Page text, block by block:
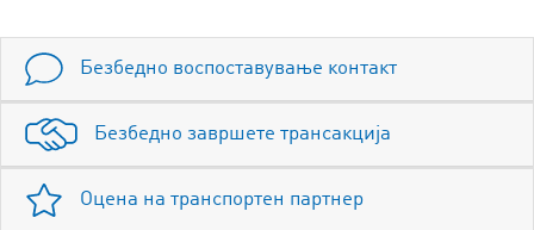
Безбедно воспоставување контакт
Безбедно завршете трансакција
Оцена на транспортен партнер